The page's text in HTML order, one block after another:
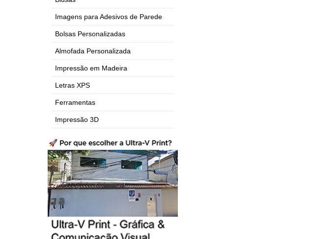
Imagens para Adesivos de Parede
Bolsas Personalizadas
Almofada Personalizada
Impressão em Madeira
Letras XPS
Ferramentas
Impressão 3D